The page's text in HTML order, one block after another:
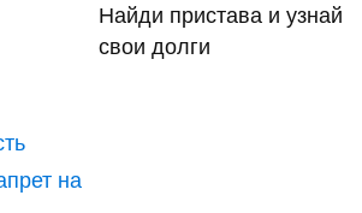
Найди пристава и узнай
свои долги
на